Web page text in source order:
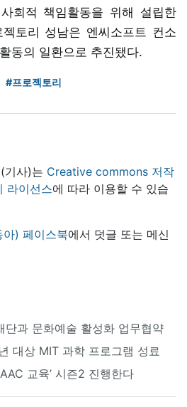
회적 책임활동을 위해 설립한
토리 성남은 엔씨소프트 컨소
동의 일환으로 추진됐다.
#프로젝토리
기사)는 Creative commons 저작
라이선스에 따라 이용할 수 있습
아) 페이스북에서 덧글 또는 메신
단과 문화예술 활성화 업무협약
대상 MIT 과학 프로그램 성료
교육’ 시즌2 진행한다